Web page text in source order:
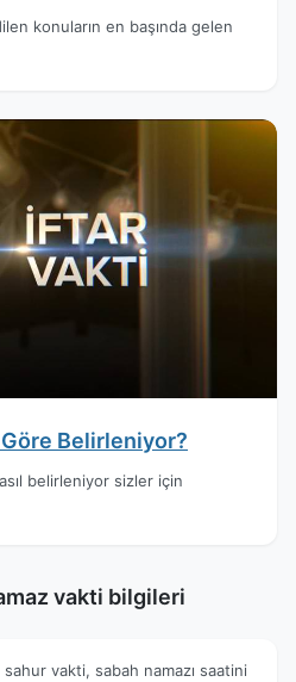
konuların en başında gelen
Belirleniyor?
belirleniyor sizler için
vakti bilgileri
sahur vakti, sabah namazı saatini